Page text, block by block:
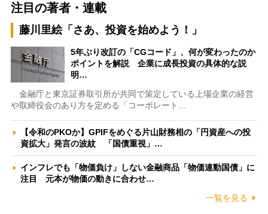
注目の著者・連載
藤川里絵「さあ、投資を始めよう！」
5年ぶり改訂の「CGコード」、何が変わったのか
ポイントを解説 企業に成長投資の具体的な説
明…
金融庁と東京証券取引所が共同で策定している上場企業の経営
や取締役会のあり方を定める「コーポレート…
【令和のPKOか】GPIFをめぐる片山財務相の「円資産への投
資拡大」発言の波紋 「国債重視」…
インフレでも「物価負け」しない金融商品「物価連動国債」に
注目 元本が物価の動きに合わせ…
一覧を見る